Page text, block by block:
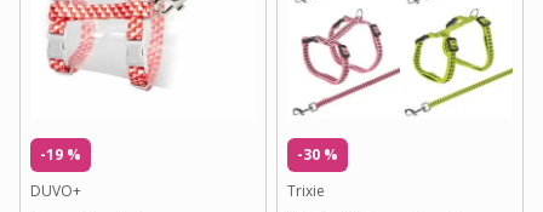
-19 %
DUVO+
-30 %
Trixie